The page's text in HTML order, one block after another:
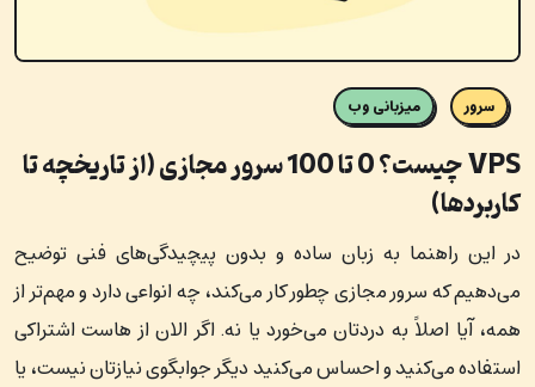
سرور میزبانی وب
VPS چیست؟ 0 تا 100 سرور مجازی (از تاریخچه تا
کاربردها)
در این راهنما به زبان ساده و بدون پیچیدگی‌های فنی توضیح
می‌دهیم که سرور مجازی چطور کار می‌کند، چه انواعی دارد و مهم‌تر از
همه، آیا اصلاً به دردتان می‌خورد یا نه. اگر الان از هاست اشتراکی
استفاده می‌کنید و احساس می‌کنید دیگر جوابگوی نیازتان نیست، یا